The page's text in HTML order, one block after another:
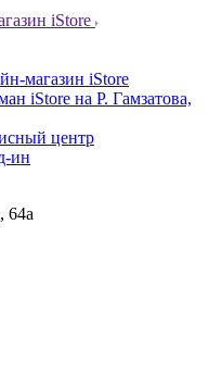
iStore
магазин iStore
iStore на Р. Гамзатова,
центр
ин
64а